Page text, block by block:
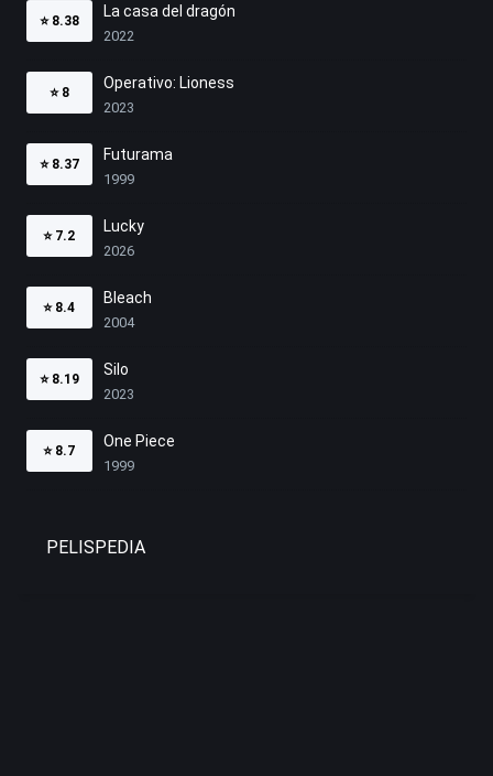
⭐ 8.38
La casa del dragón
2022
⭐ 8
Operativo: Lioness
2023
⭐ 8.37
Futurama
1999
⭐ 7.2
Lucky
2026
⭐ 8.4
Bleach
2004
⭐ 8.19
Silo
2023
⭐ 8.7
One Piece
1999
PELISPEDIA